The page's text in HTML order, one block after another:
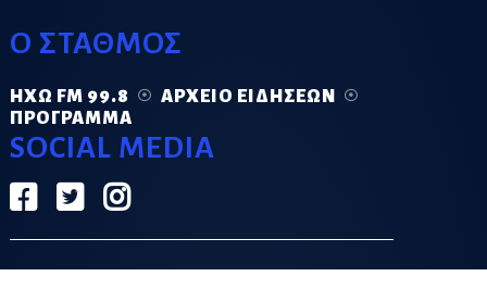
Ο ΣΤΑΘΜΟΣ
ΗΧΏ FM 99.8
ΑΡΧΕΊΟ ΕΙΔΉΣΕΩΝ
ΠΡΌΓΡΑΜΜΑ
SOCIAL MEDIA